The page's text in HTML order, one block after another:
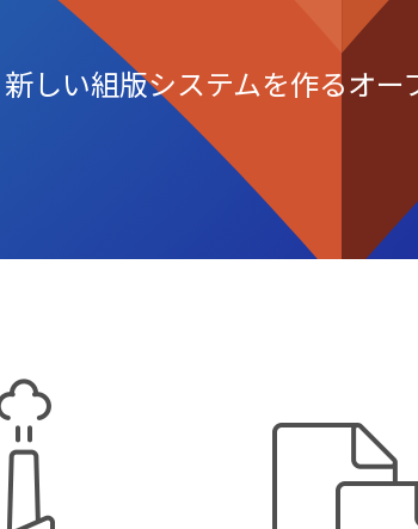
新しい組版システムを作るオー